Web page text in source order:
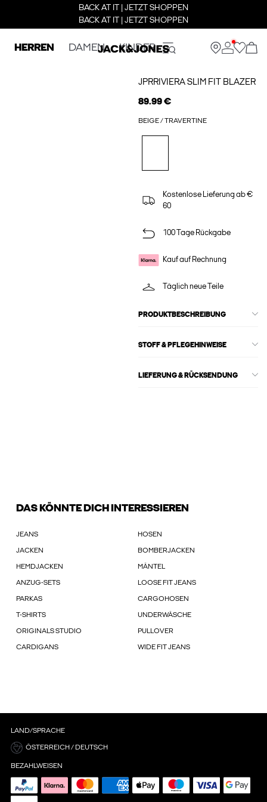
BACK AT IT | JETZT SHOPPEN
BACK AT IT | JETZT SHOPPEN
HERREN DAMEN KINDER
JPRRIVIERA SLIM FIT BLAZER
89.99 €
BEIGE / TRAVERTINE
Kostenlose Lieferung ab €
60
100 Tage Rückgabe
Kauf auf Rechnung
Täglich neue Teile
PRODUKTBESCHREIBUNG
STOFF & PFLEGEHINWEISE
LIEFERUNG & RÜCKSENDUNG
DAS KÖNNTE DICH INTERESSIEREN
JEANS HOSEN
JACKEN BOMBERJACKEN
HEMDJACKEN MÄNTEL
ANZUG-SETS LOOSE FIT JEANS
PARKAS CARGOHOSEN
T-SHIRTS UNDERWÄSCHE
ORIGINALS STUDIO PULLOVER
CARDIGANS WIDE FIT JEANS
LAND/SPRACHE
ÖSTERREICH / DEUTSCH
BEZAHLWEISEN